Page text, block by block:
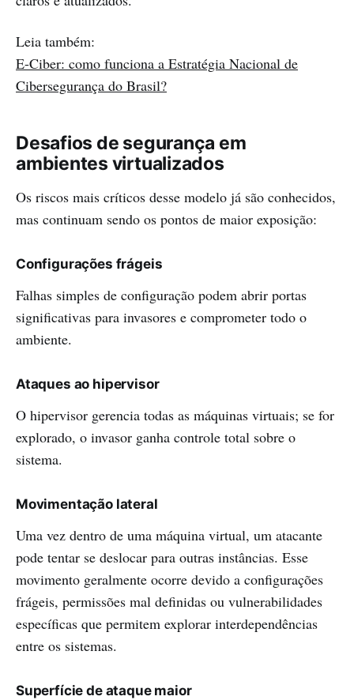
Leia também:
E-Ciber: como funciona a Estratégia Nacional de
Cibersegurança do Brasil?
Desafios de segurança em
ambientes virtualizados
Os riscos mais críticos desse modelo já são conhecidos,
mas continuam sendo os pontos de maior exposição:
Configurações frágeis
Falhas simples de configuração podem abrir portas
significativas para invasores e comprometer todo o
ambiente.
Ataques ao hipervisor
O hipervisor gerencia todas as máquinas virtuais; se for
explorado, o invasor ganha controle total sobre o
sistema.
Movimentação lateral
Uma vez dentro de uma máquina virtual, um atacante
pode tentar se deslocar para outras instâncias. Esse
movimento geralmente ocorre devido a configurações
frágeis, permissões mal definidas ou vulnerabilidades
específicas que permitem explorar interdependências
entre os sistemas.
Superfície de ataque maior